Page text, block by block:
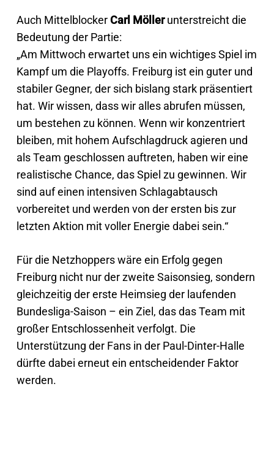
Auch MittelblockerCarl Möllerunterstreicht die
Bedeutung der Partie:
„Am Mittwoch erwartet uns ein wichtiges Spiel im
Kampf um die Playoffs. Freiburg ist ein guter und
stabiler Gegner, der sich bislang stark präsentiert
hat. Wir wissen, dass wir alles abrufen müssen,
um bestehen zu können. Wenn wir konzentriert
bleiben, mit hohem Aufschlagdruck agieren und
als Team geschlossen auftreten, haben wir eine
realistische Chance, das Spiel zu gewinnen. Wir
sind auf einen intensiven Schlagabtausch
vorbereitet und werden von der ersten bis zur
letzten Aktion mit voller Energie dabei sein.“
Für die Netzhoppers wäre ein Erfolg gegen
Freiburg nicht nur der zweite Saisonsieg, sondern
gleichzeitig der erste Heimsieg der laufenden
Bundesliga-Saison – ein Ziel, das das Team mit
großer Entschlossenheit verfolgt. Die
Unterstützung der Fans in der Paul-Dinter-Halle
dürfte dabei erneut ein entscheidender Faktor
werden.